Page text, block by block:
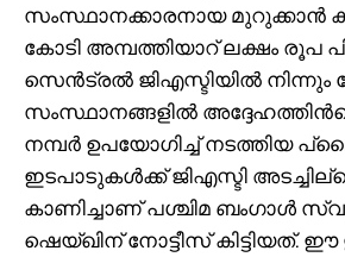
സംസ്ഥാനക്കാരനായ മുറുക്കാൻ
കോടി അമ്പത്തിയാറ് ലക്ഷം രൂപ
സെൻട്രൽ ജിഎസ്ടിയിൽ
സംസ്ഥാനങ്ങളിൽ
നമ്പർ ഉപയോഗിച്ച് നടത്തിയ
ഇടപാടുകൾക്ക് ജിഎസ്ടി
കാണിച്ചാണ് പശ്ചിമ ബംഗാൾ
ഷെയ്ഖിന് നോട്ടീസ് കിട്ടിയത്.